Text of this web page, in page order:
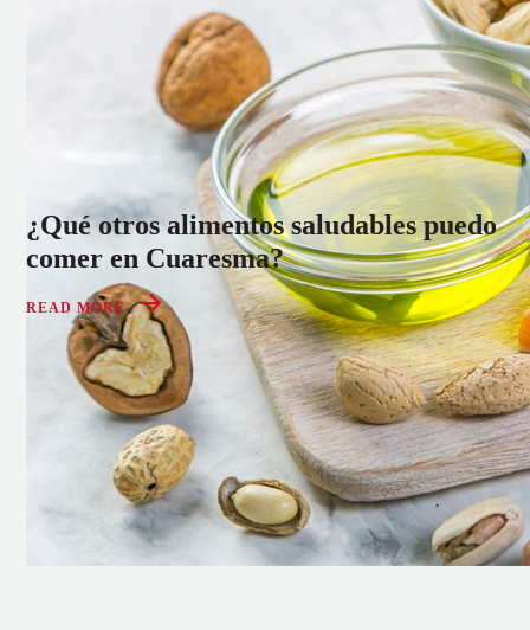
¿Qué otros alimentos saludables puedo
comer en Cuaresma?
READ MORE